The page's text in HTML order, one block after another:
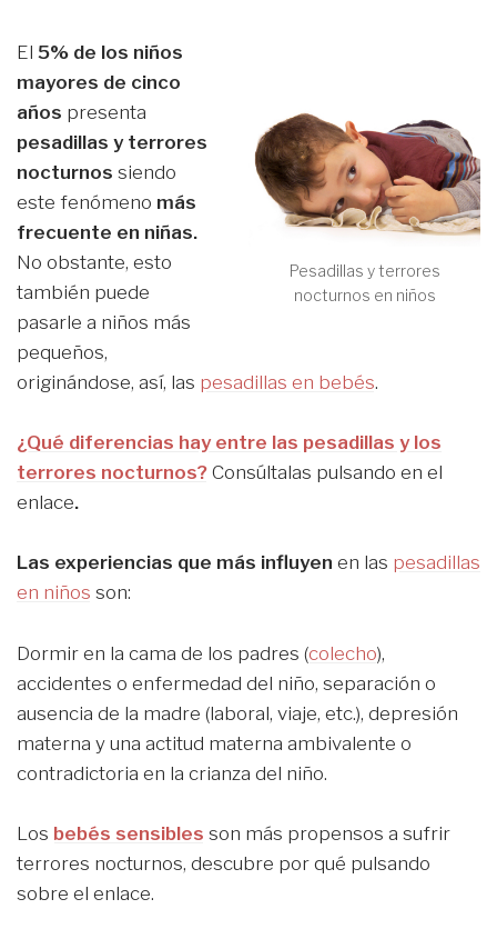
Pesadillas y terrores
nocturnos en niños
El 5% de los niños
mayores de cinco
años presenta
pesadillas y terrores
nocturnos siendo
este fenómeno más
frecuente en niñas.
No obstante, esto
también puede
pasarle a niños más
pequeños,
originándose, así, las pesadillas en bebés.
¿Qué diferencias hay entre las pesadillas y los
terrores nocturnos? Consúltalas pulsando en el
enlace.
Las experiencias que más influyen en las pesadillas
en niños son:
Dormir en la cama de los padres (colecho),
accidentes o enfermedad del niño, separación o
ausencia de la madre (laboral, viaje, etc.), depresión
materna y una actitud materna ambivalente o
contradictoria en la crianza del niño.
Los bebés sensibles son más propensos a sufrir
terrores nocturnos, descubre por qué pulsando
sobre el enlace.